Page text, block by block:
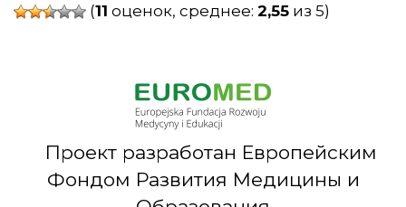
(11 оценок, среднее: 2,55 из 5)
Проект разработан Европейским
Фондом Развития Медицины и